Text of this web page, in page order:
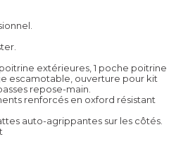
extérieures, 1 poche poitrine
escamotable, ouverture pour kit
repose-main.
renforcés en oxford résistant
auto-agrippantes sur les côtés.